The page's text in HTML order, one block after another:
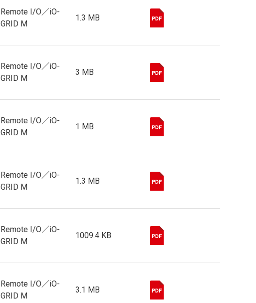
Remote I/O／iO-
GRID M
1.3 MB
Remote I/O／iO-
GRID M
3 MB
Remote I/O／iO-
GRID M
1 MB
Remote I/O／iO-
GRID M
1.3 MB
Remote I/O／iO-
GRID M
1009.4 KB
Remote I/O／iO-
GRID M
3.1 MB